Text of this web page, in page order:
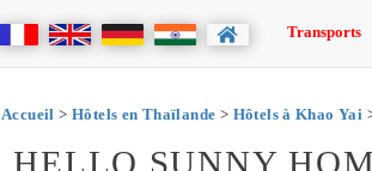
Transports
Accueil > Hôtels en Thaïlande > Hôtels à Khao Yai
HELLO SUNNY